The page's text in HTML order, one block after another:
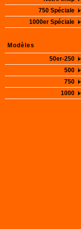
750 Spéciale
1000er Spéciale
Modèles
50er-250
500
750
1000